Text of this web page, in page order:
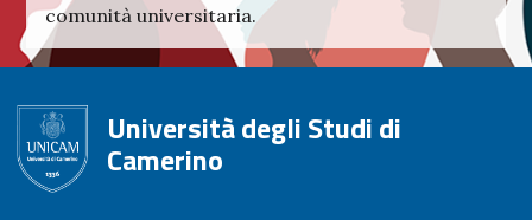
comunità universitaria.
Università degli Studi di
Camerino